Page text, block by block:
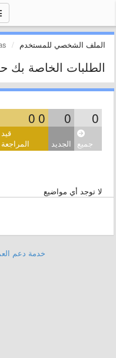
الملف الشخصي للمستخدم
الطلبات الخاصة بك
0
0
0
0
جميع الجديد
قيد
المراجعة
لا توجد أي مواضيع
خدمة دعم